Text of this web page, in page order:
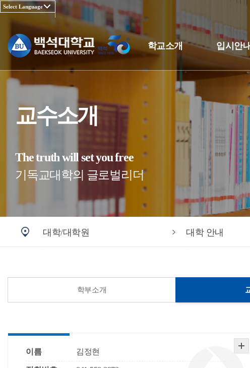
학교소개 입시안
교수소개
The truth will set you free
기독교대학의 글로벌리더
대학/대학원 대학 안내
학부소개
이름 김정현